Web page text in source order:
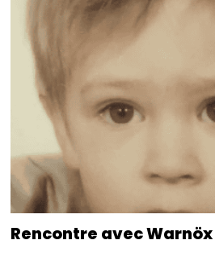
Rencontre avec Warnöx